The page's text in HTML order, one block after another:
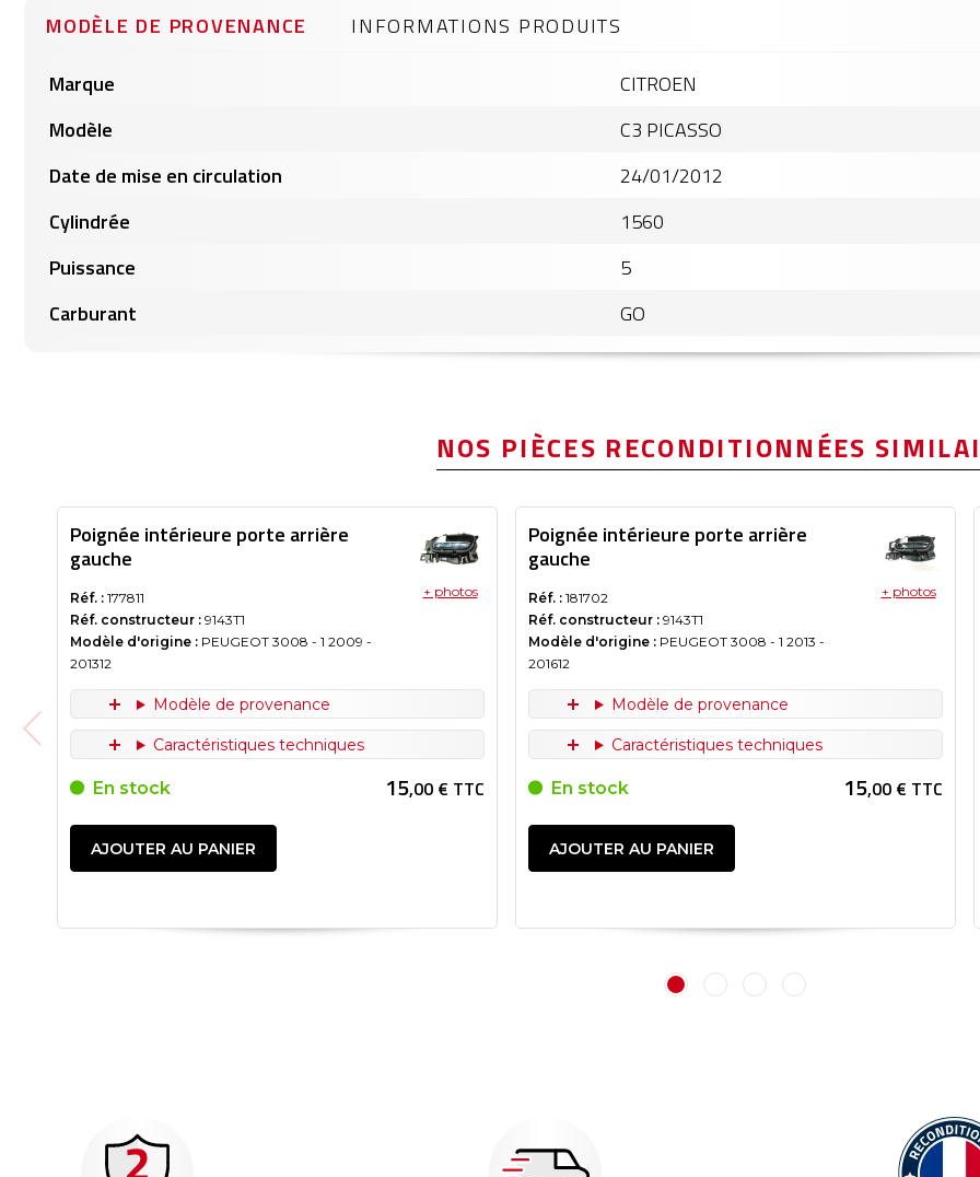
MODÈLE DE PROVENANCE
produits
Marque
CITROEN
Modèle
C3 PICASSO
Date de mise en circulation
24/01/2012
Cylindrée
1560
Puissance
5
Carburant
GO
INFORMATIONS PRODUITS
NOS PIÈCES RECONDITIONNÉES
Poignée intérieure porte arrière
gauche
Réf. : 177811
Réf. constructeur : 9143T1
Modèle d'origine : PEUGEOT 3008 - 1 2009 -
201312
+ photos
Modèle de provenance
Caractéristiques techniques
En stock 15,00 € TTC
AJOUTER AU PANIER
Poignée intérieure porte arrière
gauche
Réf. : 181702
Réf. constructeur : 9143T1
Modèle d'origine : PEUGEOT 3008 - 1 2013 -
201612
+ photos
Modèle de provenance
Caractéristiques techniques
En stock 15,00 € TTC
AJOUTER AU PANIER